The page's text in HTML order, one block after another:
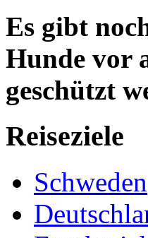
Es gibt
Hunde vor
geschützt
Reiseziele
Schweden